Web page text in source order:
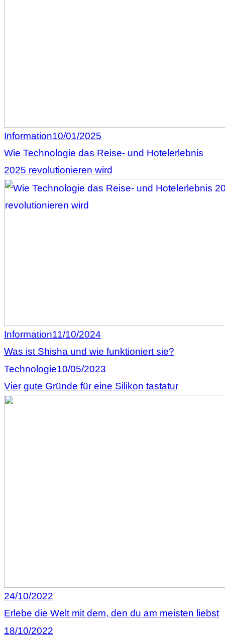
Information10/01/2025
Wie Technologie das Reise- und Hotelerlebnis
2025 revolutionieren wird
Information11/10/2024
Was ist Shisha und wie funktioniert sie?
Technologie10/05/2023
Vier gute Gründe für eine Silikon tastatur
24/10/2022
Erlebe die Welt mit dem, den du am meisten liebst
18/10/2022